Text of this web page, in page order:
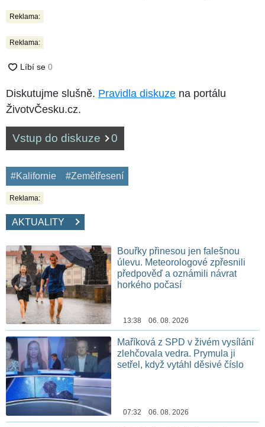
Reklama:
Reklama:
Diskutujme slušně. Pravidla diskuze na portálu
ŽivotvČesku.cz.
Vstup do diskuze 0
#Kalifornie #Zemětřesení
Reklama:
AKTUALITY
Bouřky přinesou jen falešnou
úlevu. Meteorologové zpřesnili
předpověď a oznámili návrat
horkého počasí
13:38 06. 08. 2026
Maříková z SPD v živém vysílání
zlehčovala vedra. Prymula ji
setřel, když vytáhl děsivé číslo
07:32 06. 08. 2026